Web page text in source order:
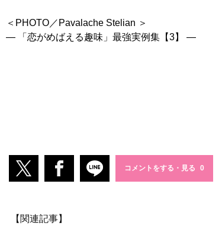
＜PHOTO／Pavalache Stelian ＞
― 「恋がめばえる趣味」最強実例集【3】 ―
コメントをする・見る
【関連記事】